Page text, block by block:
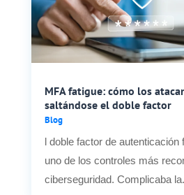
MFA fatigue: cómo los
saltándose el doble factor
Blog
l doble factor de autenticación
uno de los controles más
ciberseguridad. Complicaba